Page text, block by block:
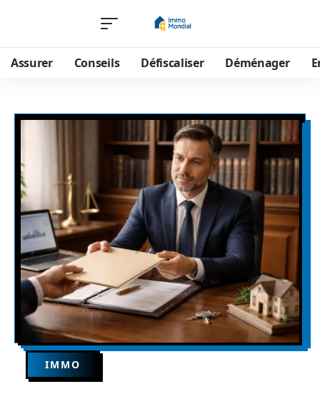
Assurer Conseils Défiscaliser Déménager
IMMO